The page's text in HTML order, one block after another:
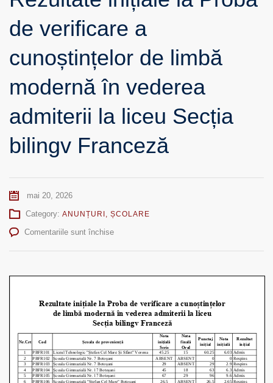
de verificare a
cunoștințelor de limbă
modernă în vederea
admiterii la liceu Secția
bilingv Franceză
mai 20, 2026
Category: ANUNȚURI , ȘCOLARE
Comentariile sunt închisepentru
verificare
a
cunoștințelor
de
limbă
modernă
în